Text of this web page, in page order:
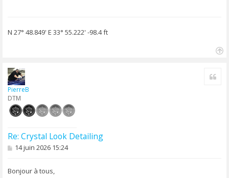
N 27° 48.849' E 33° 55.222' -98.4 ft
PierreB
DTM
Re: Crystal Look Detailing
M
s
14 juin 2026 15:24
Bonjour à tous,